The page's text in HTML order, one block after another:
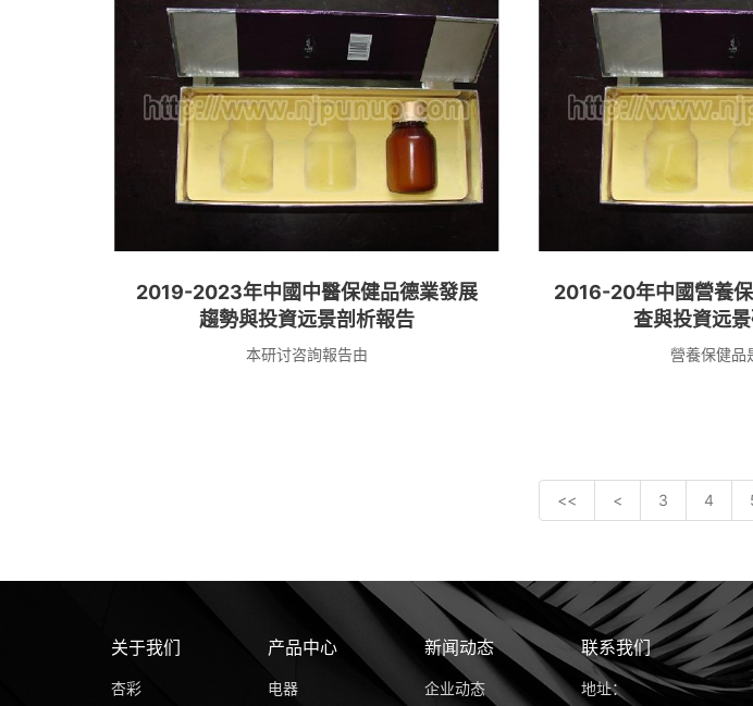
2019-2023年中國中醫保健品德業發展
趨勢與投資远景剖析報告
本研讨咨詢報告由
2016-20年中國營養
查與投資远
營養保健品
<< < 3 4
关于我们
杏彩
产品中心
电器
新闻动态
企业动态
联系我们
地址：